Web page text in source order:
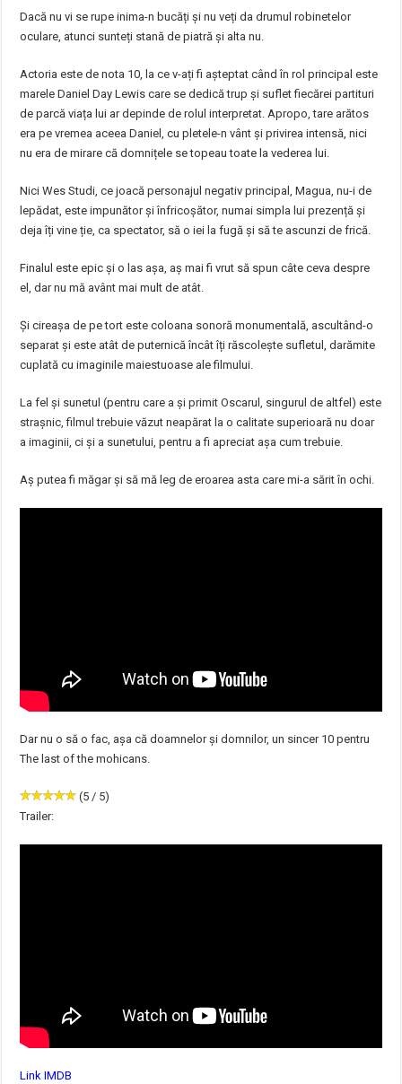
Dacă nu vi se rupe inima-n bucăți și nu veți da drumul robinetelor
oculare, atunci sunteți stană de piatră și alta nu.
Actoria este de nota 10, la ce v-ați fi așteptat când în rol principal este
marele Daniel Day Lewis care se dedică trup și suflet fiecărei partituri
de parcă viața lui ar depinde de rolul interpretat. Apropo, tare arătos
era pe vremea aceea Daniel, cu pletele-n vânt și privirea intensă, nici
nu era de mirare că domnițele se topeau toate la vederea lui.
Nici Wes Studi, ce joacă personajul negativ principal, Magua, nu-i de
lepădat, este impunător și înfricoșător, numai simpla lui prezență și
deja îți vine ție, ca spectator, să o iei la fugă și să te ascunzi de frică.
Finalul este epic și o las așa, aș mai fi vrut să spun câte ceva despre
el, dar nu mă avânt mai mult de atât.
Și cireașa de pe tort este coloana sonoră monumentală, ascultând-o
separat și este atât de puternică încât îți răscolește sufletul, darămite
cuplată cu imaginile maiestuoase ale filmului.
La fel și sunetul (pentru care a și primit Oscarul, singurul de altfel) este
strașnic, filmul trebuie văzut neapărat la o calitate superioară nu doar
a imaginii, ci și a sunetului, pentru a fi apreciat așa cum trebuie.
Aș putea fi măgar și să mă leg de eroarea asta care mi-a sărit în ochi.
Dar nu o să o fac, așa că doamnelor și domnilor, un sincer 10 pentru
The last of the mohicans.
(5 / 5)
Trailer:
Link IMDB